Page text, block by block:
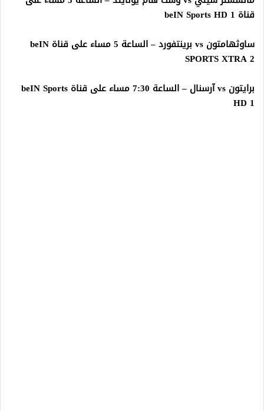
قناة beIN Sports HD 1
ساوثهامتون vs برينتفورد – الساعة 5 مساء على قناة beIN
SPORTS XTRA 2
برايتون vs آرسنال – الساعة 7:30 مساء على قناة beIN Sports
HD 1